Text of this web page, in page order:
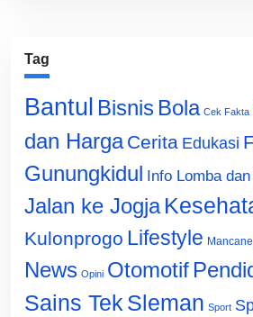
Tag
Bantul Bisnis Bola Cek Fakta
dan Harga Cerita Edukasi
Gunungkidul Info Lomba
Jalan ke Jogja
Kulonprogo Lifestyle
News Opini Otomotif
Sains Tek Sleman Sport